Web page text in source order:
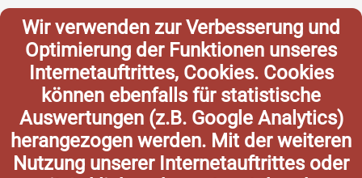
Wir verwenden zur Verbesserung und
Optimierung der Funktionen unseres
Internetauftrittes, Cookies. Cookies
können ebenfalls für statistische
Auswertungen (z.B. Google Analytics)
herangezogen werden. Mit der weiteren
Nutzung unserer Internetauftrittes oder